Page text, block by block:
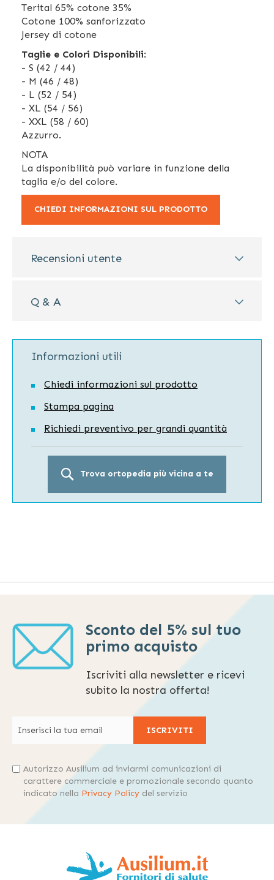
Terital 65% cotone 35%
Cotone 100% sanforizzato
Jersey di cotone
Taglie e Colori Disponibili:
- S (42 / 44)
- M (46 / 48)
- L (52 / 54)
- XL (54 / 56)
- XXL (58 / 60)
Azzurro.
NOTA
La disponibilità può variare in funzione della
taglia e/o del colore.
CHIEDI INFORMAZIONI SUL PRODOTTO
Recensioni utente
Q & A
Informazioni utili
Chiedi informazioni sul prodotto
Stampa pagina
Richiedi preventivo per grandi quantità
Trova ortopedia più vicina a te
Sconto del 5% sul tuo
primo acquisto
Iscriviti alla newsletter e ricevi
subito la nostra offerta!
ISCRIVITI
Autorizzo Ausilium ad inviarmi comunicazioni di
carattere commerciale e promozionale secondo quanto
indicato nella Privacy Policy del servizio